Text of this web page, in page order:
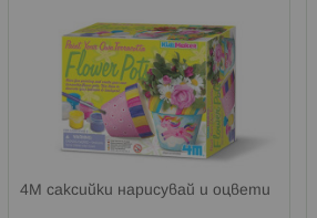
4М саксийки нарисувай и оцвети